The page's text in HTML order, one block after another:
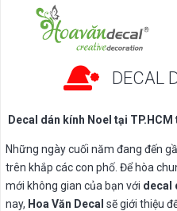
DECAL
Decal dán kính Noel tại
Những ngày cuối năm đang đến
trên khắp các con phố. Để hòa
mới không gian của bạn với decal
nay, Hoa Văn Decal sẽ giới thiệu